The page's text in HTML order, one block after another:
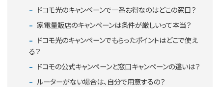
ドコモ光のキャンペーンで一番お得なのはどこの窓口？
家電量販店のキャンペーンは条件が厳しいって本当？
ドコモ光のキャンペーンでもらったポイントはどこで使え
る？
ドコモの公式キャンペーンと窓口キャンペーンの違いは？
ルーターがない場合は、自分で用意するの？